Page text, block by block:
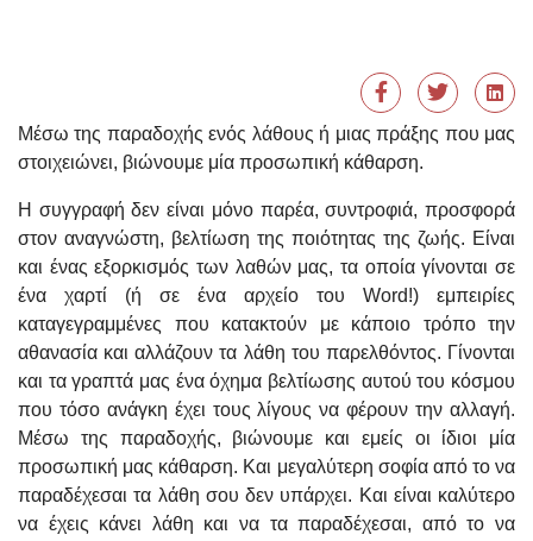
Μέσω της παραδοχής ενός λάθους ή μιας πράξης που μας
στοιχειώνει, βιώνουμε μία προσωπική κάθαρση.
Η συγγραφή δεν είναι μόνο παρέα, συντροφιά, προσφορά
στον αναγνώστη, βελτίωση της ποιότητας της ζωής. Είναι
και ένας εξορκισμός των λαθών μας, τα οποία γίνονται σε
ένα χαρτί (ή σε ένα αρχείο του Word!) εμπειρίες
καταγεγραμμένες που κατακτούν με κάποιο τρόπο την
αθανασία και αλλάζουν τα λάθη του παρελθόντος. Γίνονται
και τα γραπτά μας ένα όχημα βελτίωσης αυτού του κόσμου
που τόσο ανάγκη έχει τους λίγους να φέρουν την αλλαγή.
Μέσω της παραδοχής, βιώνουμε και εμείς οι ίδιοι μία
προσωπική μας κάθαρση. Και μεγαλύτερη σοφία από το να
παραδέχεσαι τα λάθη σου δεν υπάρχει. Και είναι καλύτερο
να έχεις κάνει λάθη και να τα παραδέχεσαι, από το να